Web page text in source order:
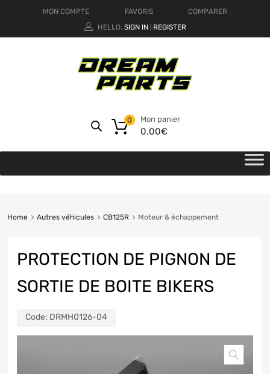
MON COMPTE FAVORIS
COMPARER
HELLO. SIGN IN REGISTER
Mon panier
0.00€
0
Home Autres véhicules CB125R Moteur & échappement
PROTECTION DE PIGNON DE
SORTIE DE BOITE BIKERS
Code: DRMH0126-04